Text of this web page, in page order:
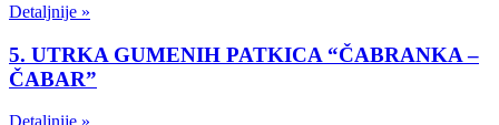
Detaljnije »
5. UTRKA GUMENIH PATKICA “ČABRANKA –
ČABAR”